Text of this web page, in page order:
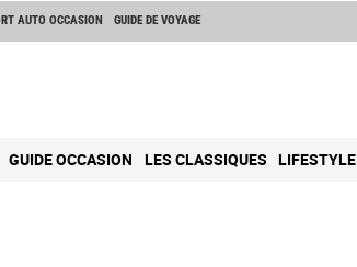
AUTO OCCASION GUIDE DE VOYAGE
GUIDE OCCASION LES CLASSIQUES LIFESTYLE